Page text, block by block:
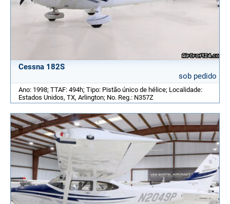
Cessna 182S
sob pedido
Ano: 1998; TTAF: 494h; Tipo: Pistão único de hélice; Localidade:
Estados Unidos, TX, Arlington; No. Reg.: N357Z